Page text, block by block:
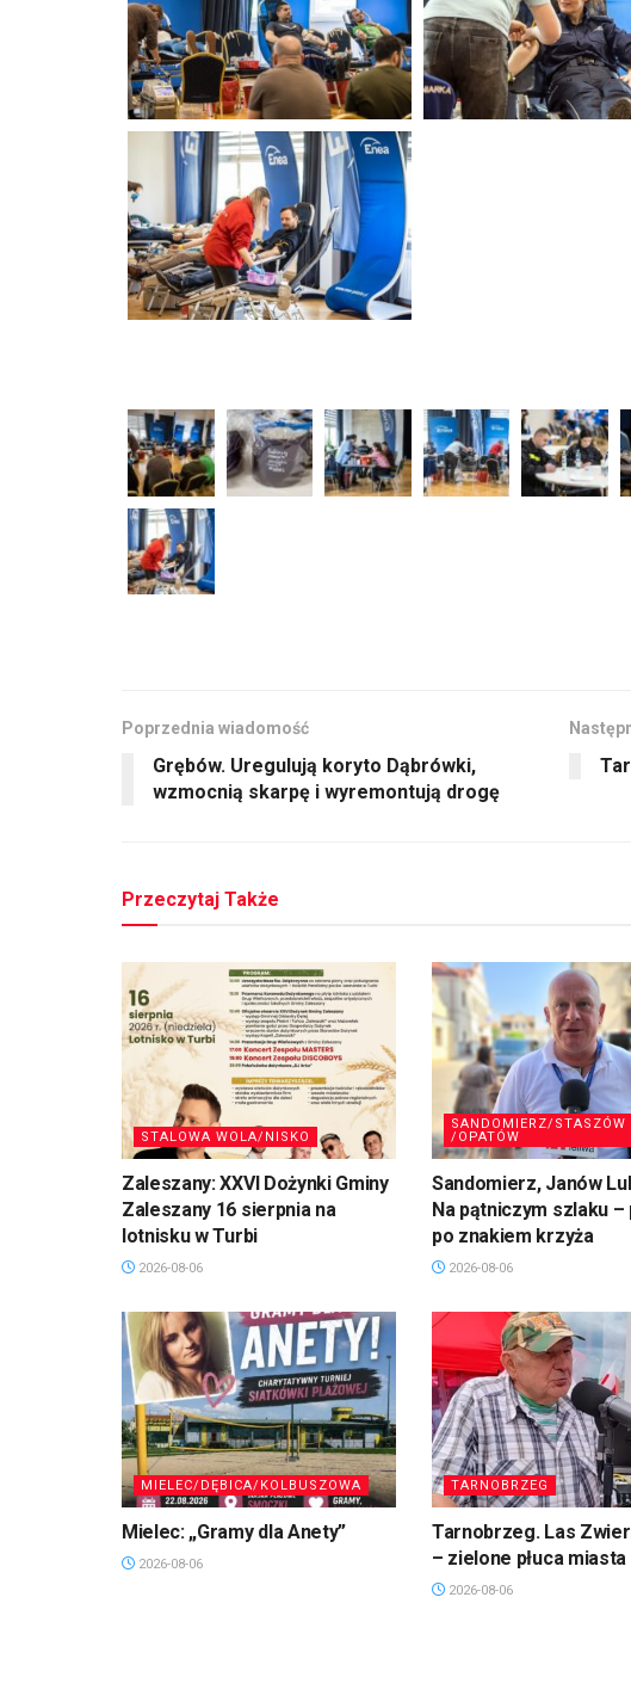
Poprzednia wiadomość
Grębów. Uregulują koryto Dąbrówki,
wzmocnią skarpę i wyremontują drogę
Przeczytaj Także
STALOWA WOLA/NISKO
Zaleszany: XXVI Dożynki Gminy
Zaleszany 16 sierpnia na
lotnisku w Turbi
2026-08-06
SANDOMIERZ/STASZÓW
/OPATÓW
Sandomierz, Janów
Na pątniczym szlaku –
po znakiem krzyża
2026-08-06
MIELEC/DĘBICA/KOLBUSZOWA
Mielec: „Gramy dla Anety”
2026-08-06
TARNOBRZEG
Tarnobrzeg. Las
– zielone płuca miasta
2026-08-06